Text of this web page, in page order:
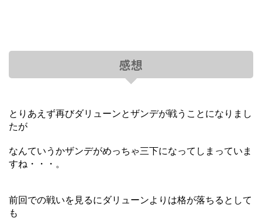
感想
とりあえず再びダリューンとザンデが戦うことになりまし
たが
なんていうかザンデがめっちゃ三下になってしまっていま
すね・・・。
前回での戦いを見るにダリューンよりは格が落ちるとして
も